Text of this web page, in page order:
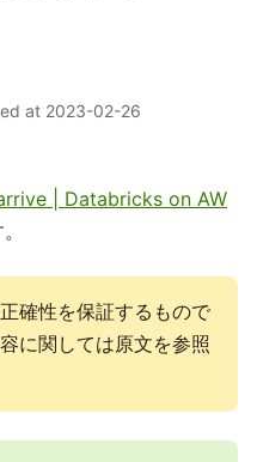
at 2023-02-26
| Databricks on AW
確性を保証するもので
に関しては原文を参照